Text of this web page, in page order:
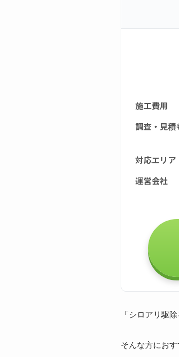
施工費用
調査・見積
対応エリア
運営会社
「シロアリ駆
そんな方におす